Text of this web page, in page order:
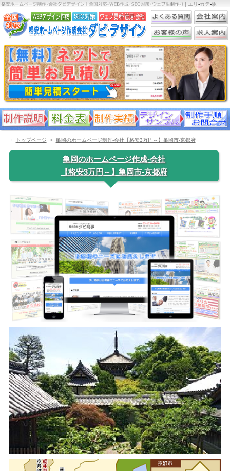
｜ エリ-カテ-駅
・ トップページ 亀岡のホームページ制作-会社【格安3万円～】亀岡市-京都府
亀岡のホームページ作成-会社
【格安3万円～】亀岡市-京都府